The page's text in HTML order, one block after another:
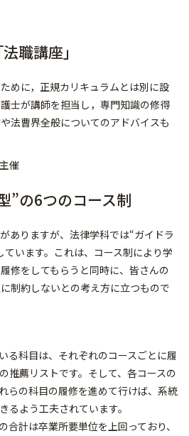
職講座」
めに，正規カリキュラムとは別に設
士が講師を担当し，専門知識の修得
法曹界全般についてのアドバイスも
催
”の6つのコース制
ありますが、法律学科では“ガイドラ
います。これは、コース制により学
修をしてもらうと同時に、皆さんの
制約しないとの考え方に立つもので
る科目は、それぞれのコースごとに履
推薦リストです。そして、各コースの
らの科目の履修を進めて行けば、系統
るよう工夫されています。
合計は卒業所要単位を上回っており、